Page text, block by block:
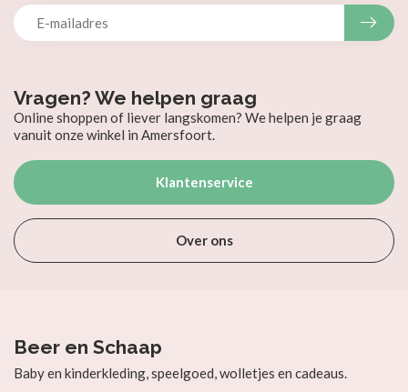
Vragen? We helpen graag
Online shoppen of liever langskomen? We helpen je graag
vanuit onze winkel in Amersfoort.
Klantenservice
Over ons
Beer en Schaap
Baby en kinderkleding, speelgoed, wolletjes en cadeaus.